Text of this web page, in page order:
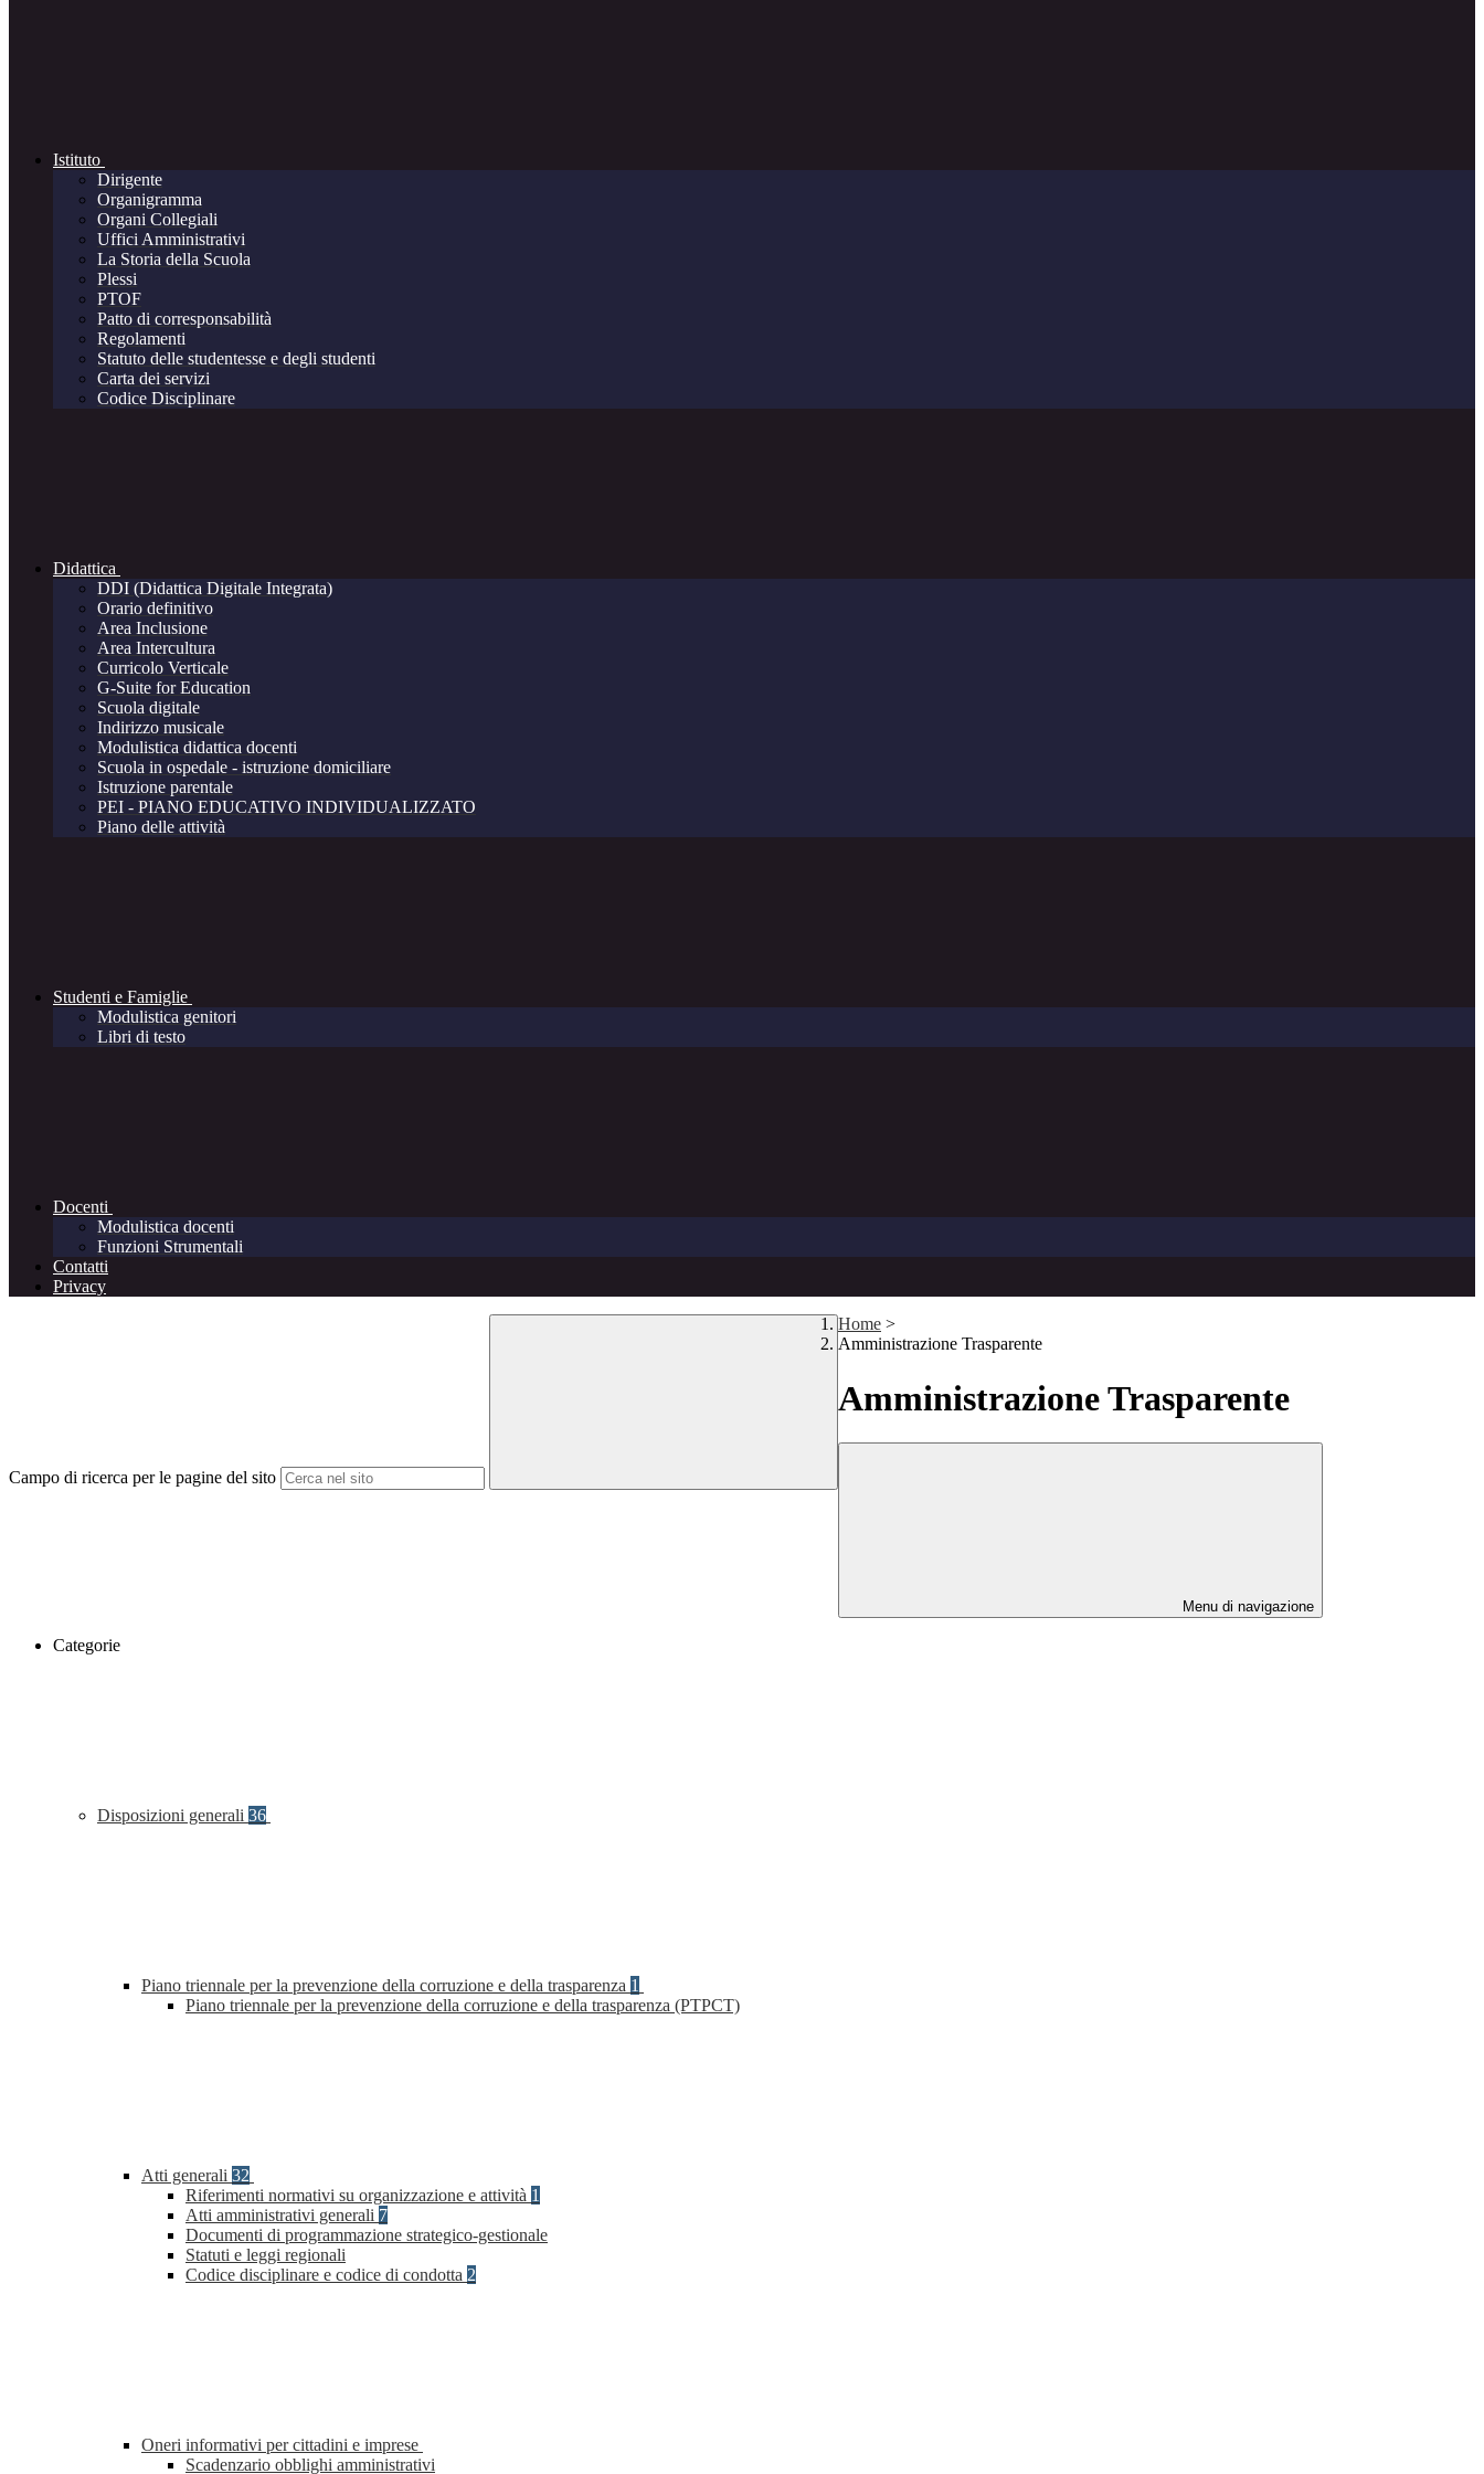
Istituto
Dirigente
Organigramma
Organi Collegiali
Uffici Amministrativi
La Storia della Scuola
Plessi
PTOF
Patto di corresponsabilità
Regolamenti
Statuto delle studentesse e degli studenti
Carta dei servizi
Codice Disciplinare
Didattica
DDI (Didattica Digitale Integrata)
Orario definitivo
Area Inclusione
Area Intercultura
Curricolo Verticale
G-Suite for Education
Scuola digitale
Indirizzo musicale
Modulistica didattica docenti
Scuola in ospedale - istruzione domiciliare
Istruzione parentale
PEI - PIANO EDUCATIVO INDIVIDUALIZZATO
Piano delle attività
Studenti e Famiglie
Modulistica genitori
Libri di testo
Docenti
Modulistica docenti
Funzioni Strumentali
Contatti
Privacy
Campo di ricerca per le pagine del sito
Home >
Amministrazione Trasparente
Amministrazione Trasparente
Menu di navigazione
Categorie
Disposizioni generali 36
Piano triennale per la prevenzione della corruzione e della trasparenza 1
Piano triennale per la prevenzione della corruzione e della trasparenza (PTPCT)
Atti generali 32
Riferimenti normativi su organizzazione e attività 1
Atti amministrativi generali 7
Documenti di programmazione strategico-gestionale
Statuti e leggi regionali
Codice disciplinare e codice di condotta 2
Oneri informativi per cittadini e imprese
Scadenzario obblighi amministrativi